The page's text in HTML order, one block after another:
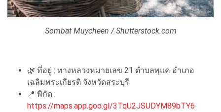
Sombat Muycheen / Shutterstock.com
🌿 ที่อยู่ : ทางหลวงหมายเลข 21 ตำบลพุแค อำเภอ
เฉลิมพระเกียรติ จังหวัดสระบุรี
📍 พิกัด :
https://maps.app.goo.gl/3TqU2JSUDYM89bTY6